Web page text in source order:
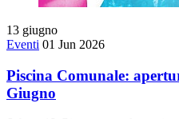
13 giugno
Eventi 01 Jun 2026
Piscina Comunale:
Giugno